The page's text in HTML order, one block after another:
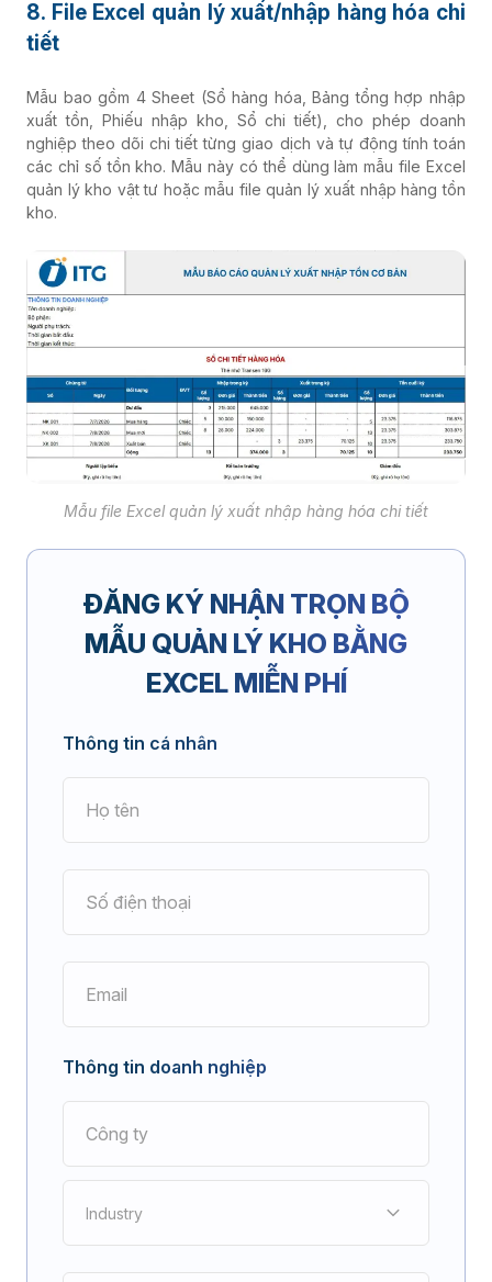
8. File Excel quản lý xuất/nhập hàng hóa chi
tiết
Mẫu bao gồm 4 Sheet (Sổ hàng hóa, Bảng tổng hợp nhập
xuất tồn, Phiếu nhập kho, Sổ chi tiết), cho phép doanh
nghiệp theo dõi chi tiết từng giao dịch và tự động tính toán
các chỉ số tồn kho. Mẫu này có thể dùng làm mẫu file Excel
quản lý kho vật tư hoặc mẫu file quản lý xuất nhập hàng tồn
kho.
Mẫu file Excel quản lý xuất nhập hàng hóa chi tiết
ĐĂNG KÝ NHẬN TRỌN BỘ
MẪU QUẢN LÝ KHO BẰNG
EXCEL MIỄN PHÍ
Thông tin cá nhân
Thông tin doanh nghiệp
Industry